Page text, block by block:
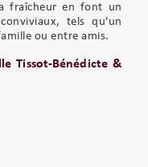
fraîcheur en font un
tels qu'un
ou entre amis.
Tissot-Bénédicte &